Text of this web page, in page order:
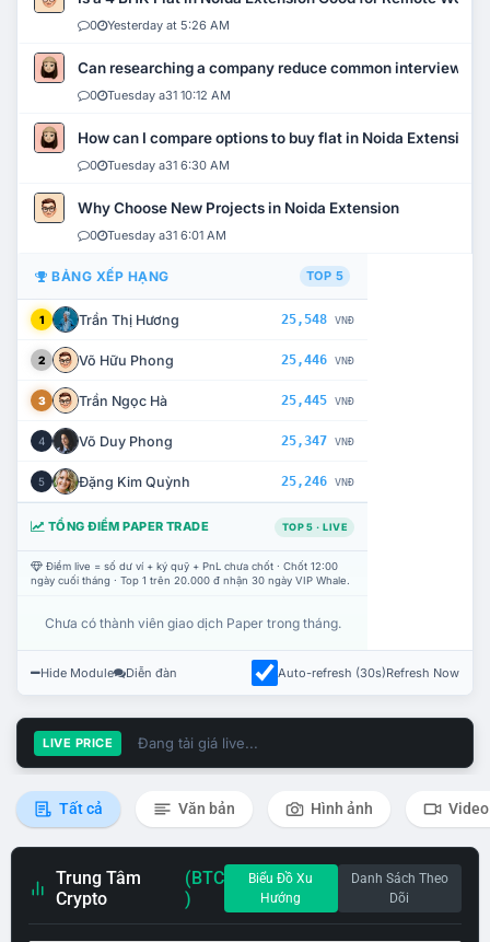
0 Yesterday at 5:26 AM
Can researching a company reduce common interview
0 Tuesday a31 10:12 AM
How can I compare options to buy flat in Noida Extension?
0 Tuesday a31 6:30 AM
Why Choose New Projects in Noida Extension
0 Tuesday a31 6:01 AM
BẢNG XẾP HẠNG TOP 5
1 Trần Thị Hương 25,548 VNĐ
2 Võ Hữu Phong 25,446 VNĐ
3 Trần Ngọc Hà 25,445 VNĐ
4 Võ Duy Phong 25,347 VNĐ
5 Đặng Kim Quỳnh 25,246 VNĐ
TỔNG ĐIỂM PAPER TRADE TOP 5 · LIVE
Điểm live = số dư ví + ký quỹ + PnL chưa chốt · Chốt 12:00
ngày cuối tháng · Top 1 trên 20.000 đ nhận 30 ngày VIP Whale.
Chưa có thành viên giao dịch Paper trong tháng.
Hide Module Diễn đàn Auto-refresh (30s)Refresh Now
LIVE PRICE Đang tải giá live...
Tất cả Văn bản Hình ảnh Video
Trung Tâm
Crypto
(BTC
)
Biểu Đồ Xu
Hướng
Danh Sách Theo
Dõi